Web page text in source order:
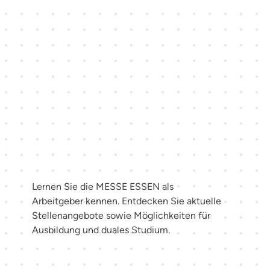
Karriere bei der MESSE
ESSEN
Lernen Sie die MESSE ESSEN als
Arbeitgeber kennen. Entdecken Sie aktuelle
Stellenangebote sowie Möglichkeiten für
Ausbildung und duales Studium.